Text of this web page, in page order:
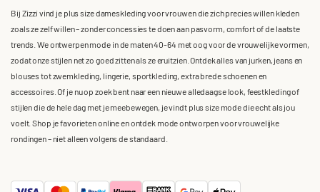
Bij Zizzi vind je plus size dameskleding voor vrouwen die zich precies willen kleden
zoals ze zelf willen – zonder concessies te doen aan pasvorm, comfort of de laatste
trends. We ontwerpen mode in de maten 40-64 met oog voor de vrouwelijke vormen,
zodat onze stijlen net zo goed zitten als ze eruitzien. Ontdek alles van jurken, jeans en
blouses tot zwemkleding, lingerie, sportkleding, extra brede schoenen en
accessoires. Of je nu op zoek bent naar een nieuwe alledaagse look, feestkleding of
stijlen die de hele dag met je meebewegen, je vindt plus size mode die echt als jou
voelt. Shop je favorieten online en ontdek mode ontworpen voor vrouwelijke
rondingen – niet alleen volgens de standaard.